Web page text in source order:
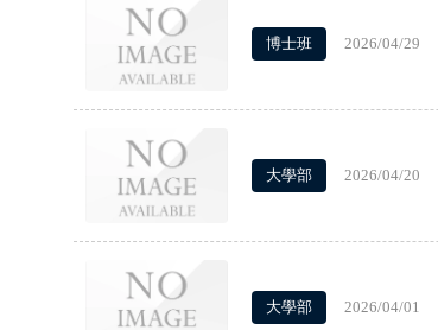
博士班 2026/04/29
大學部 2026/04/20
大學部 2026/04/01